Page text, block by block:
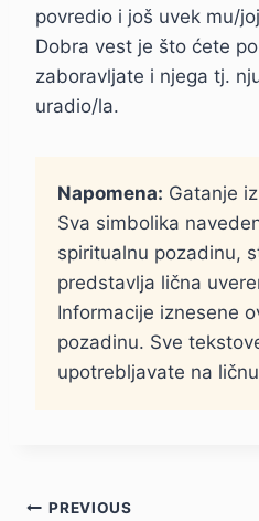
povredio i još uvek mu/
Dobra vest je što ćete
zaboravljate i njega tj.
uradio/la.
Napomena: Gatanje
Sva simbolika
spiritualnu pozadinu,
predstavlja lična
Informacije iznesene
pozadinu. Sve
upotrebljavate na
PREVIOUS